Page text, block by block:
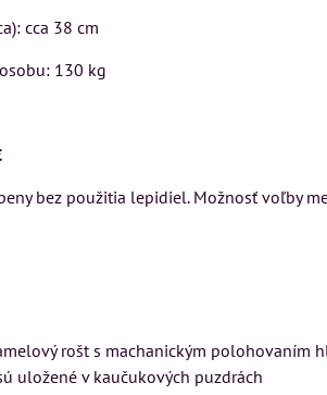
cca 38 cm
130 kg
bez použitia lepidiel. Možnosť voľby
rošt s machanickým polohovaním
uložené v kaučukových puzdrách
CHESTER -
kreslo LONDON
699 €s